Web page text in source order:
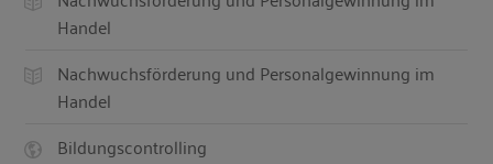
Handel
Nachwuchsförderung und Personalgewinnung im
Handel
Bildungscontrolling